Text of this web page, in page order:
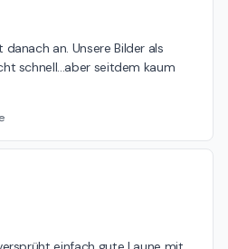
an. Unsere Bilder als
schnell...aber seitdem kaum